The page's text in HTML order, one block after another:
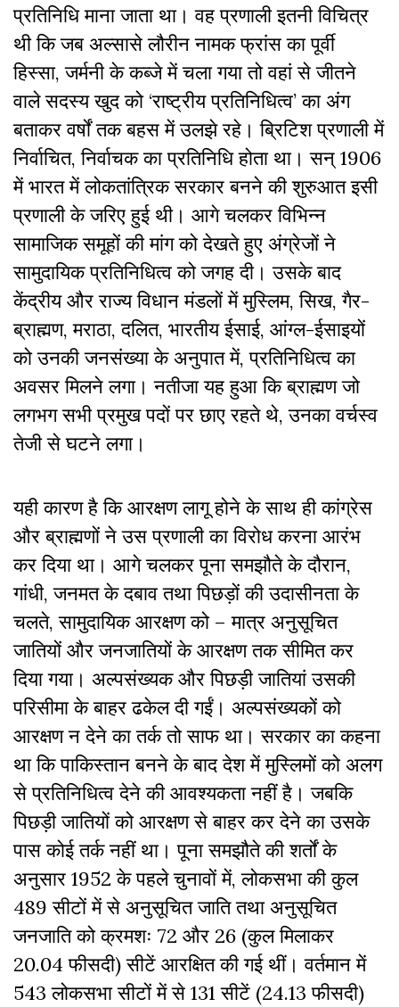
प्रतिनिधि माना जाता था। वह प्रणाली इतनी विचित्र
थी कि जब अल्सासे लौरीन नामक फ्रांस का पूर्वी
हिस्सा, जर्मनी के कब्जे में चला गया तो वहां से जीतने
वाले सदस्य खुद को ‘राष्ट्रीय प्रतिनिधित्व’ का अंग
बताकर वर्षों तक बहस में उलझे रहे। ब्रिटिश प्रणाली में
निर्वाचित, निर्वाचक का प्रतिनिधि होता था। सन् 1906
में भारत में लोकतांत्रिक सरकार बनने की शुरुआत इसी
प्रणाली के जरिए हुई थी। आगे चलकर विभिन्न
सामाजिक समूहों की मांग को देखते हुए अंग्रेजों ने
सामुदायिक प्रतिनिधित्व को जगह दी। उसके बाद
केंद्रीय और राज्य विधान मंडलों में मुस्लिम, सिख, गैर-
ब्राह्मण, मराठा, दलित, भारतीय ईसाई, आंग्ल-ईसाइयों
को उनकी जनसंख्या के अनुपात में, प्रतिनिधित्व का
अवसर मिलने लगा। नतीजा यह हुआ कि ब्राह्मण जो
लगभग सभी प्रमुख पदों पर छाए रहते थे, उनका वर्चस्व
तेजी से घटने लगा।
यही कारण है कि आरक्षण लागू होने के साथ ही कांग्रेस
और ब्राह्मणों ने उस प्रणाली का विरोध करना आरंभ
कर दिया था। आगे चलकर पूना समझौते के दौरान,
गांधी, जनमत के दबाव तथा पिछड़ों की उदासीनता के
चलते, सामुदायिक आरक्षण को – मात्र अनुसूचित
जातियों और जनजातियों के आरक्षण तक सीमित कर
दिया गया। अल्पसंख्यक और पिछड़ी जातियां उसकी
परिसीमा के बाहर ढकेल दी गईं। अल्पसंख्यकों को
आरक्षण न देने का तर्क तो साफ था। सरकार का कहना
था कि पाकिस्तान बनने के बाद देश में मुस्लिमों को अलग
से प्रतिनिधित्व देने की आवश्यकता नहीं है। जबकि
पिछड़ी जातियों को आरक्षण से बाहर कर देने का उसके
पास कोई तर्क नहीं था। पूना समझौते की शर्तों के
अनुसार 1952 के पहले चुनावों में, लोकसभा की कुल
489 सीटों में से अनुसूचित जाति तथा अनुसूचित
जनजाति को क्रमशः 72 और 26 (कुल मिलाकर
20.04 फीसदी) सीटें आरक्षित की गई थीं। वर्तमान में
543 लोकसभा सीटों में से 131 सीटें (24.13 फीसदी)